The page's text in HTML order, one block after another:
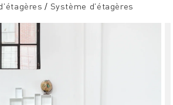
Système d'étagères